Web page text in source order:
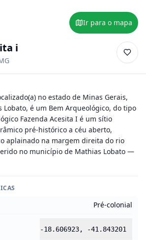
Ir para o mapa
i
no estado de Minas Gerais,
Lobato, é um Bem Arqueológico, do tipo
Fazenda Acesita I é um sítio
pré-histórico a céu aberto,
aplainado na margem direita do rio
no município de Mathias Lobato —
Pré-colonial
-18.606923, -41.843201